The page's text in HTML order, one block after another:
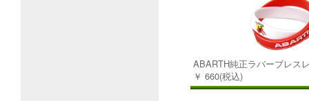
ABARTH純正ラバーブレス
￥ 660(税込)